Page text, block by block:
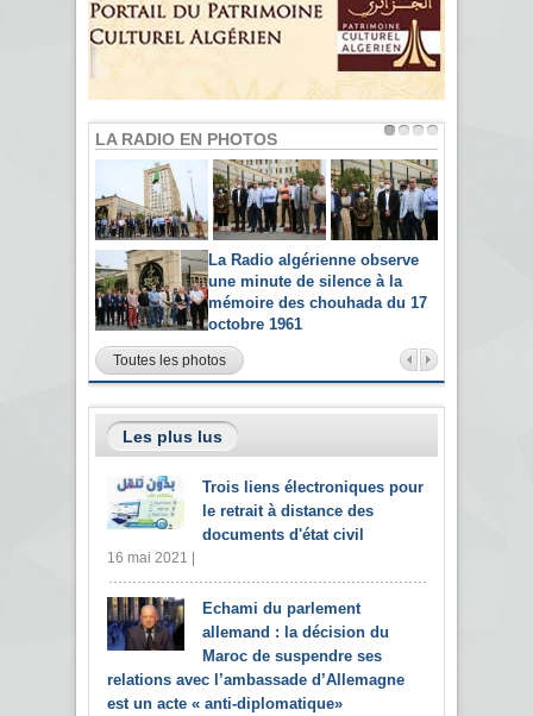
LA RADIO EN PHOTOS
La Radio algérienne observe
une minute de silence à la
mémoire des chouhada du 17
octobre 1961
Toutes les photos
Les plus lus
Trois liens électroniques pour
le retrait à distance des
documents d'état civil
16 mai 2021 |
Echami du parlement
allemand : la décision du
Maroc de suspendre ses
relations avec l’ambassade d’Allemagne
est un acte « anti-diplomatique»